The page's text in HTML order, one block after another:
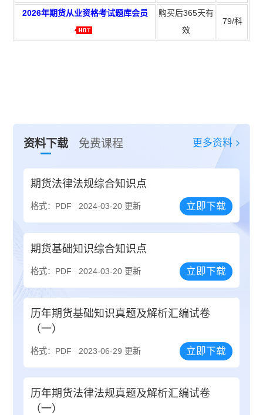
2026年期货从业资格考试题库会员
购买后365天有
效
79/科
资料下载 免费课程 更多资料
期货法律法规综合知识点
格式：PDF 2024-03-20 更新 立即下载
期货基础知识综合知识点
格式：PDF 2024-03-20 更新 立即下载
历年期货基础知识真题及解析汇编试卷
（一）
格式：PDF 2023-06-29 更新 立即下载
历年期货法律法规真题及解析汇编试卷
（一）